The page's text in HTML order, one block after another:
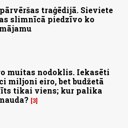
traģēdijā. Sieviete
slimnīcā piedzīvo ko
muitas nodoklis. Iekasēti
miljoni eiro, bet budžetā
tikai viens; kur palika
3